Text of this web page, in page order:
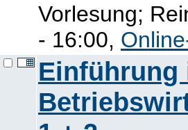
Vorlesung;
- 16:00,
Einführung